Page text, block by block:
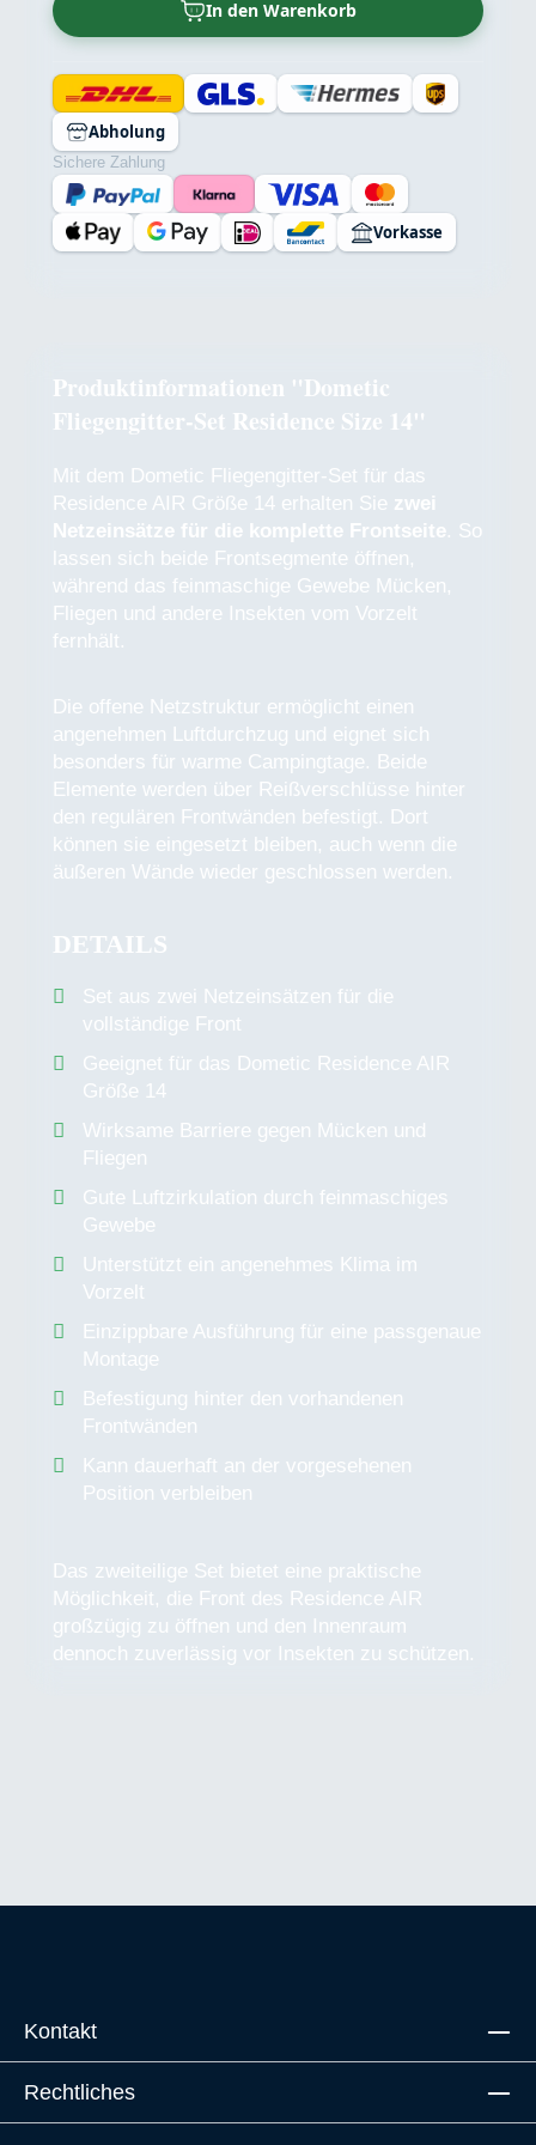
In den Warenkorb
Abholung
Sichere Zahlung
Vorkasse
Produktinformationen "Dometic
Fliegengitter-Set Residence Size 14"
Mit dem Dometic Fliegengitter-Set für das
Residence AIR Größe 14 erhalten Sie zwei
Netzeinsätze für die komplette Frontseite. So
lassen sich beide Frontsegmente öffnen,
während das feinmaschige Gewebe Mücken,
Fliegen und andere Insekten vom Vorzelt
fernhält.
Die offene Netzstruktur ermöglicht einen
angenehmen Luftdurchzug und eignet sich
besonders für warme Campingtage. Beide
Elemente werden über Reißverschlüsse hinter
den regulären Frontwänden befestigt. Dort
können sie eingesetzt bleiben, auch wenn die
äußeren Wände wieder geschlossen werden.
DETAILS
Set aus zwei Netzeinsätzen für die
vollständige Front
Geeignet für das Dometic Residence AIR
Größe 14
Wirksame Barriere gegen Mücken und
Fliegen
Gute Luftzirkulation durch feinmaschiges
Gewebe
Unterstützt ein angenehmes Klima im
Vorzelt
Einzippbare Ausführung für eine passgenaue
Montage
Befestigung hinter den vorhandenen
Frontwänden
Kann dauerhaft an der vorgesehenen
Position verbleiben
Das zweiteilige Set bietet eine praktische
Möglichkeit, die Front des Residence AIR
großzügig zu öffnen und den Innenraum
dennoch zuverlässig vor Insekten zu schützen.
Kontakt
Rechtliches